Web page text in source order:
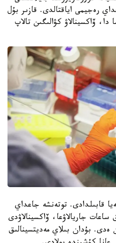
رەجيمى اياقتالدى. قازىر بۇل
ۆاكسينالاۋ كۋالىگىن تالاپ
قابىلدادى. توتەنشە جاعداي
جاريالاۋعا، ۆاكسينالاۋدى
ەدى. بۇدان بىلاي مەديتسينالىق